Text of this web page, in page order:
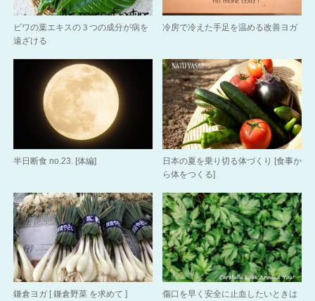
ビワの葉エキスの３つの成分が病を
遠ざける
冷房で冷えた手足を温める改善ヨガ
半日断食 no.23. [体編]
日本の夏を乗り切る体づくり [食事か
ら体をつくる]
鎌倉ヨガ [ 鎌倉野菜 を求めて ]
傷口を早く安全に止血したいときは